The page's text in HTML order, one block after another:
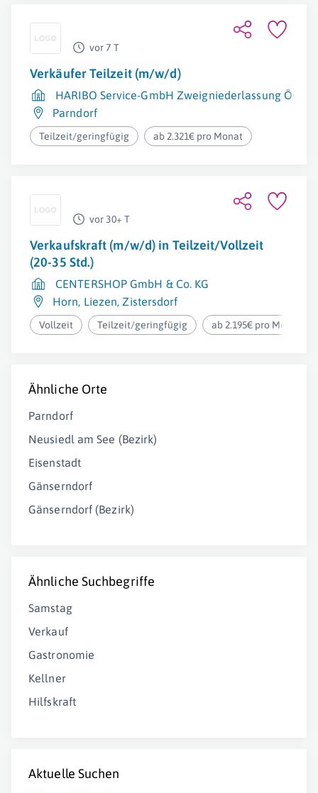
vor 7 T
Verkäufer Teilzeit (m/w/d)
HARIBO Service-GmbH Zweigniederlassung
Parndorf
Teilzeit/geringfügig ab 2.321€ pro Monat
vor 30+ T
Verkaufskraft (m/w/d) in Teilzeit/Vollzeit
(20-35 Std.)
CENTERSHOP GmbH & Co. KG
Horn, Liezen, Zistersdorf
Vollzeit Teilzeit/geringfügig ab 2.195€ pro Monat
Ähnliche Orte
Parndorf
Neusiedl am See (Bezirk)
Eisenstadt
Gänserndorf
Gänserndorf (Bezirk)
Ähnliche Suchbegriffe
Samstag
Verkauf
Gastronomie
Kellner
Hilfskraft
Aktuelle Suchen